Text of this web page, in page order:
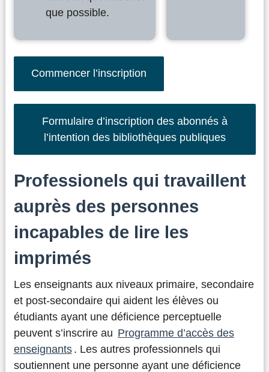
que possible.
Commencer l’inscription
Formulaire d’inscription des abonnés à
l’intention des bibliothèques publiques
Professionels qui travaillent
auprès des personnes
incapables de lire les
imprimés
Les enseignants aux niveaux primaire, secondaire
et post-secondaire qui aident les élèves ou
étudiants ayant une déficience perceptuelle
peuvent s’inscrire au Programme d’accès des
enseignants . Les autres professionnels qui
soutiennent une personne ayant une déficience